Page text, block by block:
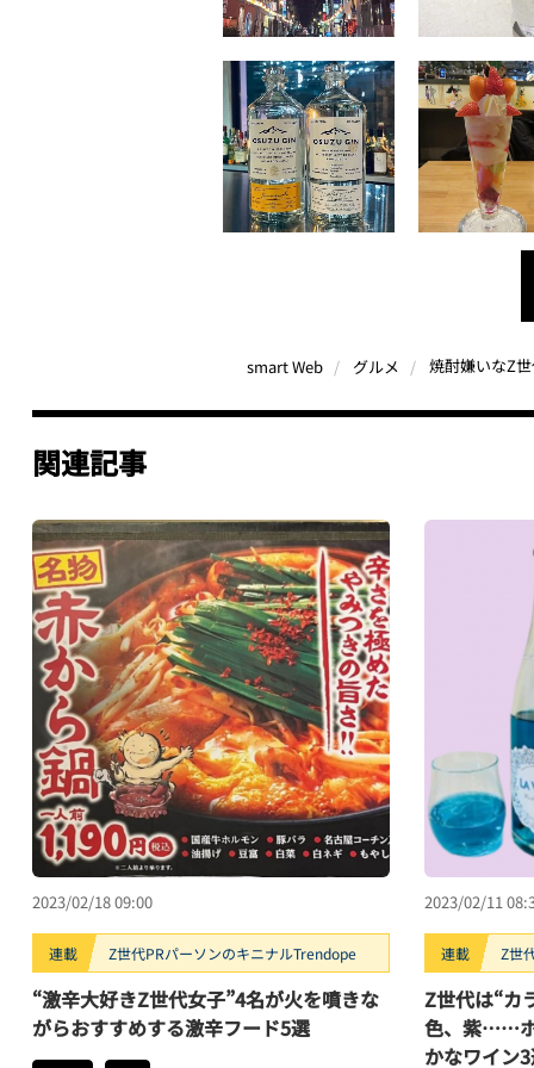
smart Web グルメ 焼酎嫌いなZ
関連記事
2023/02/18 09:00
連載 Z世代PRパーソンのキニナルTrendope
“激辛大好きZ世代女子”4名が火を噴きな
がらおすすめする激辛フード5選
2023/02/11
連載 Z世
Z世代は“カ
色、紫……ホ
かなワイン